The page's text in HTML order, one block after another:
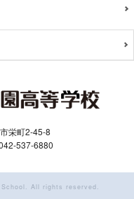
栄町2-45-8
537-6880
All rights reserved.